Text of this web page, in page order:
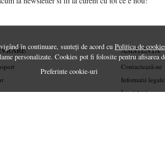
în continuare, sunteți de acord cu Politica de
personalizate. Cookies pot fi folosite pentru afisarea
Preferinte cookie-uri
ASISTENTA
Contactează-ne
Informatii legale
Întrebări